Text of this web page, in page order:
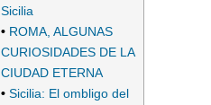
Sicilia
• ROMA, ALGUNAS
CURIOSIDADES DE LA
CIUDAD ETERNA
• Sicilia: El ombligo del